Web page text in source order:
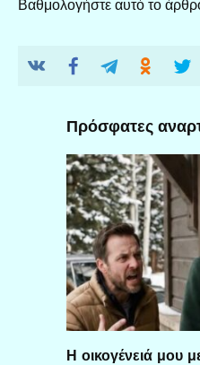
Βαθμολογήστε αυτό το
Πρόσφατες
Η οικογένειά μου